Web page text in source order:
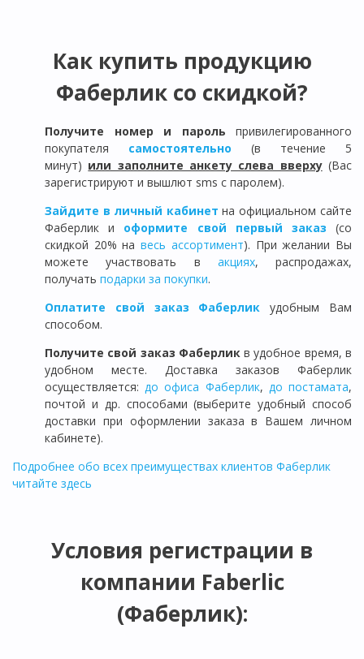
Как купить продукцию
Фаберлик со скидкой?
Получите номер и пароль привилегированного
покупателя самостоятельно (в течение 5
минут) или заполните анкету слева вверху(Вас
зарегистрируют и вышлют sms с паролем).
Зайдите в личный кабинет на официальном сайте
Фаберлик и оформите свой первый заказ (со
скидкой 20% навесь ассортимент). При желании Вы
можете участвовать в акциях, распродажах,
получать подарки за покупки.
Оплатите свой заказ Фаберлик удобным Вам
способом.
Получите свой заказ Фаберликв удобное время, в
удобном месте. Доставка заказов Фаберлик
осуществляется:до офиса Фаберлик, до постамата,
почтой и др. способами (выберите удобный способ
доставки при оформлении заказа в Вашем личном
кабинете).
Подробнее обо всех преимуществах клиентов Фаберлик
читайте здесь
Условия регистрации в
компании Faberlic
(Фаберлик):